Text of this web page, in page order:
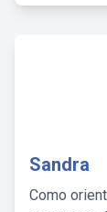
Sandra
Como